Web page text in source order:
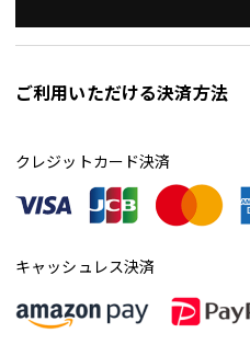
ご利用いただける決済方法
クレジットカード決済
キャッシュレス決済